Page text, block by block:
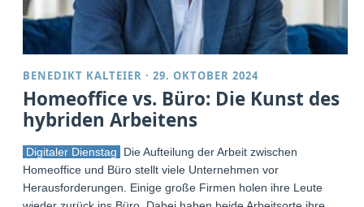
BENEDIKT KALTEIER ·29. OKTOBER 2024
Homeoffice vs. Büro: Die Kunst des
hybriden Arbeitens
Digitaler Dienstag
Die Aufteilung der Arbeit zwischen
Homeoffice und Büro stellt viele Unternehmen vor
Herausforderungen. Einige große Firmen holen ihre Leute